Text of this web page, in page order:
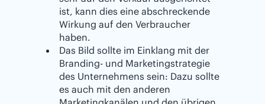
ist, kann dies eine abschreckende
Wirkung auf den Verbraucher
haben.
Das Bild sollte im Einklang mit der
Branding- und Marketingstrategie
des Unternehmens sein: Dazu sollte
es auch mit den anderen